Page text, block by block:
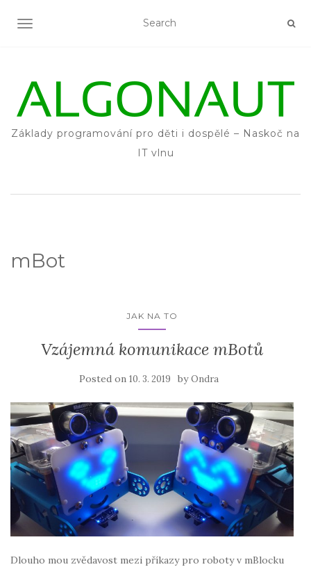
TOGGLE NAVIGATION
Základy programování pro děti i dospělé – Naskoč na
IT vlnu
mBot
JAK NA TO
Vzájemná komunikace mBotů
Posted on 10. 3. 2019 byOndra
Dlouho mou zvědavost mezi příkazy pro roboty v mBlocku